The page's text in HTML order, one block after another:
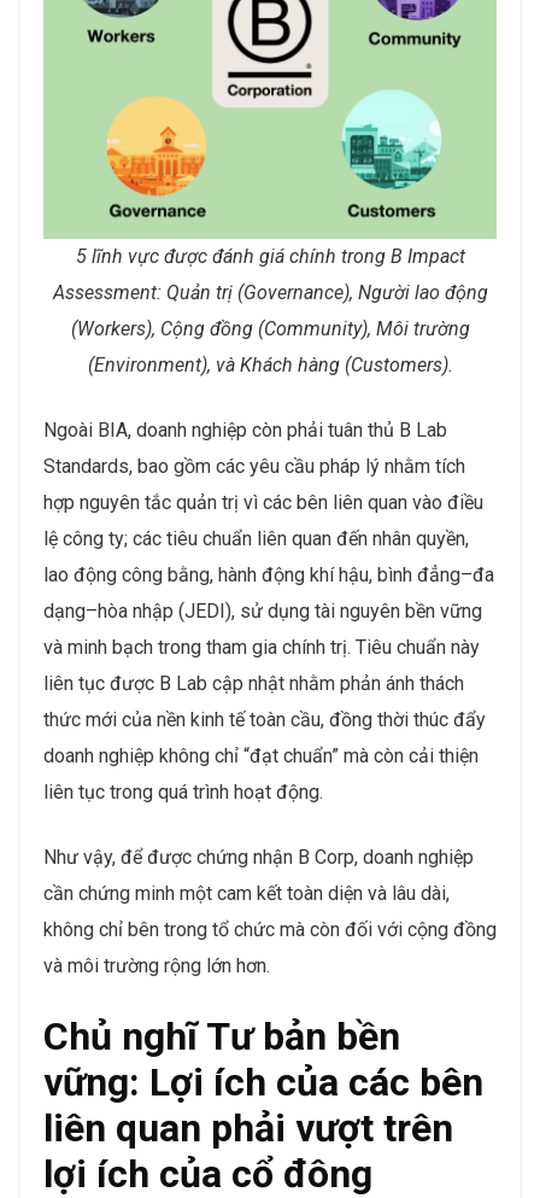
5 lĩnh vực được đánh giá chính trong B Impact
Assessment: Quản trị (Governance), Người lao động
(Workers), Cộng đồng (Community), Môi trường
(Environment), và Khách hàng (Customers).
Ngoài BIA, doanh nghiệp còn phải tuân thủ B Lab
Standards, bao gồm các yêu cầu pháp lý nhằm tích
hợp nguyên tắc quản trị vì các bên liên quan vào điều
lệ công ty; các tiêu chuẩn liên quan đến nhân quyền,
lao động công bằng, hành động khí hậu, bình đẳng–đa
dạng–hòa nhập (JEDI), sử dụng tài nguyên bền vững
và minh bạch trong tham gia chính trị. Tiêu chuẩn này
liên tục được B Lab cập nhật nhằm phản ánh thách
thức mới của nền kinh tế toàn cầu, đồng thời thúc đẩy
doanh nghiệp không chỉ “đạt chuẩn” mà còn cải thiện
liên tục trong quá trình hoạt động.
Như vậy, để được chứng nhận B Corp, doanh nghiệp
cần chứng minh một cam kết toàn diện và lâu dài,
không chỉ bên trong tổ chức mà còn đối với cộng đồng
và môi trường rộng lớn hơn.
Chủ nghĩ Tư bản bền
vững: Lợi ích của các bên
liên quan phải vượt trên
lợi ích của cổ đông